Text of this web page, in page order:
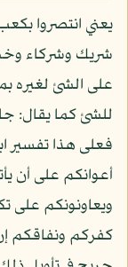
يعني انتصروا
شريك وشركاء
على الشئ لغيره
للشئ كما يقال:
فعلى هذا تفسير
أعوانكم على أن
ويعاونونكم على
كفركم ونفاقكم